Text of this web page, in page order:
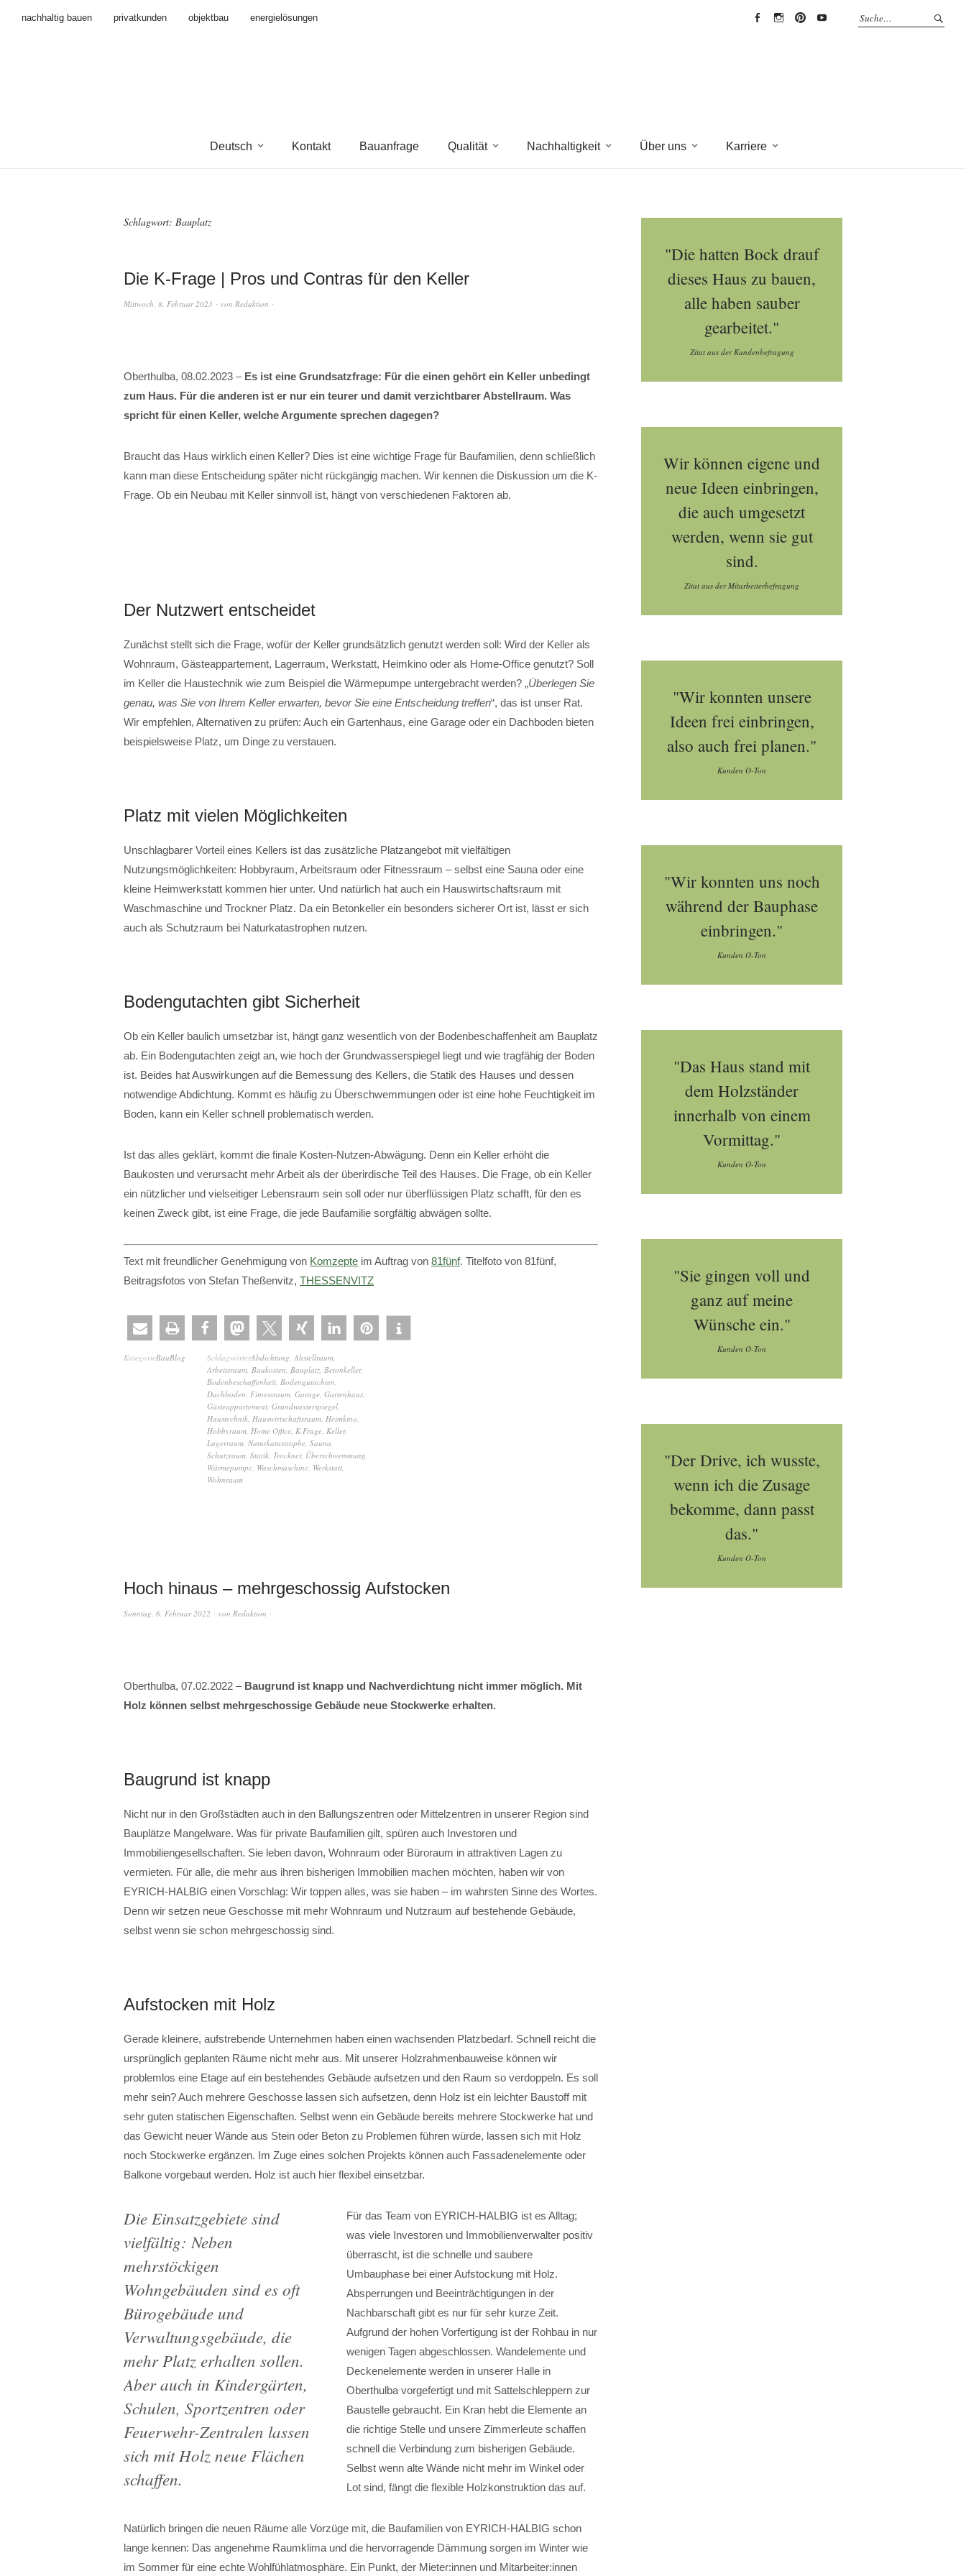
nachhaltig bauen privatkunden objektbau
energielösungen
Deutsch Kontakt Bauanfrage Qualität Nachhaltigkeit Über uns Karriere
Schlagwort: Bauplatz
Die K-Frage | Pros und Contras für den Keller
Mittwoch, 8. Februar 2023 von Redaktion
Oberthulba, 08.02.2023 – Es ist eine Grundsatzfrage: Für die einen gehört ein Keller unbedingt
zum Haus. Für die anderen ist er nur ein teurer und damit verzichtbarer Abstellraum. Was
spricht für einen Keller, welche Argumente sprechen dagegen?
Braucht das Haus wirklich einen Keller? Dies ist eine wichtige Frage für Baufamilien, denn schließlich
kann man diese Entscheidung später nicht rückgängig machen. Wir kennen die Diskussion um die K-
Frage. Ob ein Neubau mit Keller sinnvoll ist, hängt von verschiedenen Faktoren ab.
Der Nutzwert entscheidet
Zunächst stellt sich die Frage, wofür der Keller grundsätzlich genutzt werden soll: Wird der Keller als
Wohnraum, Gästeappartement, Lagerraum, Werkstatt, Heimkino oder als Home-Office genutzt? Soll
im Keller die Haustechnik wie zum Beispiel die Wärmepumpe untergebracht werden? „Überlegen Sie
genau, was Sie von Ihrem Keller erwarten, bevor Sie eine Entscheidung treffen“, das ist unser Rat.
Wir empfehlen, Alternativen zu prüfen: Auch ein Gartenhaus, eine Garage oder ein Dachboden bieten
beispielsweise Platz, um Dinge zu verstauen.
Platz mit vielen Möglichkeiten
Unschlagbarer Vorteil eines Kellers ist das zusätzliche Platzangebot mit vielfältigen
Nutzungsmöglichkeiten: Hobbyraum, Arbeitsraum oder Fitnessraum – selbst eine Sauna oder eine
kleine Heimwerkstatt kommen hier unter. Und natürlich hat auch ein Hauswirtschaftsraum mit
Waschmaschine und Trockner Platz. Da ein Betonkeller ein besonders sicherer Ort ist, lässt er sich
auch als Schutzraum bei Naturkatastrophen nutzen.
Bodengutachten gibt Sicherheit
Ob ein Keller baulich umsetzbar ist, hängt ganz wesentlich von der Bodenbeschaffenheit am Bauplatz
ab. Ein Bodengutachten zeigt an, wie hoch der Grundwasserspiegel liegt und wie tragfähig der Boden
ist. Beides hat Auswirkungen auf die Bemessung des Kellers, die Statik des Hauses und dessen
notwendige Abdichtung. Kommt es häufig zu Überschwemmungen oder ist eine hohe Feuchtigkeit im
Boden, kann ein Keller schnell problematisch werden.
Ist das alles geklärt, kommt die finale Kosten-Nutzen-Abwägung. Denn ein Keller erhöht die
Baukosten und verursacht mehr Arbeit als der überirdische Teil des Hauses. Die Frage, ob ein Keller
ein nützlicher und vielseitiger Lebensraum sein soll oder nur überflüssigen Platz schafft, für den es
keinen Zweck gibt, ist eine Frage, die jede Baufamilie sorgfältig abwägen sollte.
Text mit freundlicher Genehmigung von Komzepte im Auftrag von 81fünf. Titelfoto von 81fünf,
Beitragsfotos von Stefan Theßenvitz, THESSENVITZ
KategorieBauBlog SchlagwörterAbdichtung Abstellraum
Arbeitsraum Baukosten Bauplatz Betonkeller,
Bodenbeschaffenheit Bodengutachten
Dachboden Fitnessraum Garage Gartenhaus
Gästeappartement Grundwasserspiegel
Haustechnik Hauswirtschaftsraum Heimkino
Hobbyraum Home Office K-Frage Keller,
Lagerraum Naturkatastrophe Sauna
Schutzraum Statik Trockner, Überschwemmung
Wärmepumpe Waschmaschine Werkstatt
Wohnraum
Hoch hinaus – mehrgeschossig Aufstocken
Sonntag, 6. Februar 2022 von Redaktion
Oberthulba, 07.02.2022 – Baugrund ist knapp und Nachverdichtung nicht immer möglich. Mit
Holz können selbst mehrgeschossige Gebäude neue Stockwerke erhalten.
Baugrund ist knapp
Nicht nur in den Großstädten auch in den Ballungszentren oder Mittelzentren in unserer Region sind
Bauplätze Mangelware. Was für private Baufamilien gilt, spüren auch Investoren und
Immobiliengesellschaften. Sie leben davon, Wohnraum oder Büroraum in attraktiven Lagen zu
vermieten. Für alle, die mehr aus ihren bisherigen Immobilien machen möchten, haben wir von
EYRICH-HALBIG einen Vorschlag: Wir toppen alles, was sie haben – im wahrsten Sinne des Wortes.
Denn wir setzen neue Geschosse mit mehr Wohnraum und Nutzraum auf bestehende Gebäude,
selbst wenn sie schon mehrgeschossig sind.
Aufstocken mit Holz
Gerade kleinere, aufstrebende Unternehmen haben einen wachsenden Platzbedarf. Schnell reicht die
ursprünglich geplanten Räume nicht mehr aus. Mit unserer Holzrahmenbauweise können wir
problemlos eine Etage auf ein bestehendes Gebäude aufsetzen und den Raum so verdoppeln. Es soll
mehr sein? Auch mehrere Geschosse lassen sich aufsetzen, denn Holz ist ein leichter Baustoff mit
sehr guten statischen Eigenschaften. Selbst wenn ein Gebäude bereits mehrere Stockwerke hat und
das Gewicht neuer Wände aus Stein oder Beton zu Problemen führen würde, lassen sich mit Holz
noch Stockwerke ergänzen. Im Zuge eines solchen Projekts können auch Fassadenelemente oder
Balkone vorgebaut werden. Holz ist auch hier flexibel einsetzbar.
Die Einsatzgebiete sind
vielfältig: Neben
mehrstöckigen
Wohngebäuden sind es oft
Bürogebäude und
Verwaltungsgebäude, die
mehr Platz erhalten sollen.
Aber auch in Kindergärten,
Schulen, Sportzentren oder
Feuerwehr-Zentralen lassen
sich mit Holz neue Flächen
schaffen.
Für das Team von EYRICH-HALBIG ist es Alltag;
was viele Investoren und Immobilienverwalter positiv
überrascht, ist die schnelle und saubere
Umbauphase bei einer Aufstockung mit Holz.
Absperrungen und Beeinträchtigungen in der
Nachbarschaft gibt es nur für sehr kurze Zeit.
Aufgrund der hohen Vorfertigung ist der Rohbau in nur
wenigen Tagen abgeschlossen. Wandelemente und
Deckenelemente werden in unserer Halle in
Oberthulba vorgefertigt und mit Sattelschleppern zur
Baustelle gebraucht. Ein Kran hebt die Elemente an
die richtige Stelle und unsere Zimmerleute schaffen
schnell die Verbindung zum bisherigen Gebäude.
Selbst wenn alte Wände nicht mehr im Winkel oder
Lot sind, fängt die flexible Holzkonstruktion das auf.
Natürlich bringen die neuen Räume alle Vorzüge mit, die Baufamilien von EYRICH-HALBIG schon
lange kennen: Das angenehme Raumklima und die hervorragende Dämmung sorgen im Winter wie
im Sommer für eine echte Wohlfühlatmosphäre. Ein Punkt, der Mieter:innen und Mitarbeiter:innen
"Die hatten Bock drauf
dieses Haus zu bauen,
alle haben sauber
gearbeitet."
Zitat aus der Kundenbefragung
Wir können eigene und
neue Ideen einbringen,
die auch umgesetzt
werden, wenn sie gut
sind.
Zitat aus der Mitarbeiterbefragung
"Wir konnten unsere
Ideen frei einbringen,
also auch frei planen."
Kunden O-Ton
"Wir konnten uns noch
während der Bauphase
einbringen."
Kunden O-Ton
"Das Haus stand mit
dem Holzständer
innerhalb von einem
Vormittag."
Kunden O-Ton
"Sie gingen voll und
ganz auf meine
Wünsche ein."
Kunden O-Ton
"Der Drive, ich wusste,
wenn ich die Zusage
bekomme, dann passt
das."
Kunden O-Ton